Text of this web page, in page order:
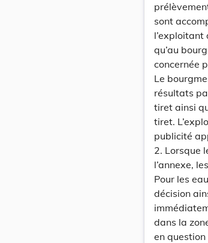
sont
l’exploitant
qu’au
concernée
Le
résultats
tiret ainsi
tiret.
publicité
2. Lorsque
l’annexe,
Pour les
décision
dans la
en